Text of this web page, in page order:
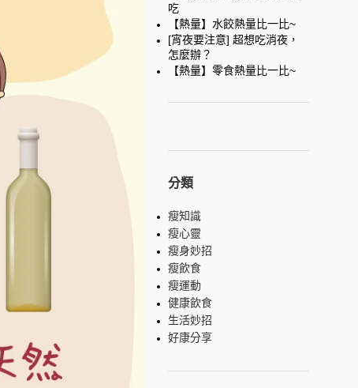
吃
【熱量】水餃熱量比一比~
[宵夜要注意] 超想吃消夜，
怎麼辦？
【熱量】零食熱量比一比~
分類
瘦知識
瘦心靈
瘦身妙招
瘦飲食
瘦運動
健康飲食
生活妙招
好康分享